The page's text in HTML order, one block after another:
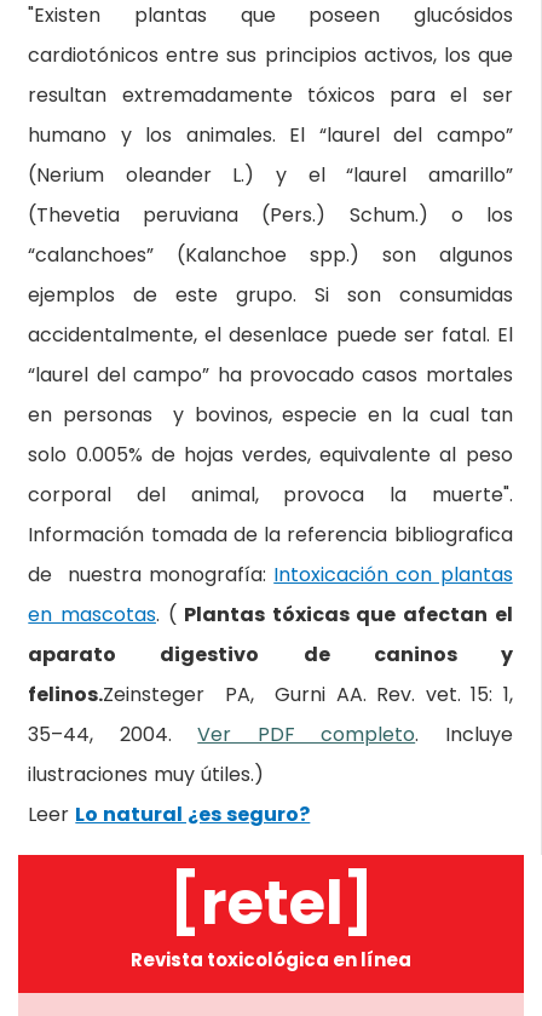
"Existen plantas que poseen glucósidos
cardiotónicos entre sus principios activos, los que
resultan extremadamente tóxicos para el ser
humano y los animales. El “laurel del campo”
(Nerium oleander L.) y el “laurel amarillo”
(Thevetia peruviana (Pers.) Schum.) o los
“calanchoes” (Kalanchoe spp.) son algunos
ejemplos de este grupo. Si son consumidas
accidentalmente, el desenlace puede ser fatal. El
“laurel del campo” ha provocado casos mortales
en personas y bovinos, especie en la cual tan
solo 0.005% de hojas verdes, equivalente al peso
corporal del animal, provoca la muerte".
Información tomada de la referencia bibliografica
de nuestra monografía: Intoxicación con plantas
en mascotas. ( Plantas tóxicas que afectan el
aparato digestivo de caninos y
felinos.Zeinsteger PA, Gurni AA. Rev. vet. 15: 1,
35–44, 2004.Ver PDF completo. Incluye
ilustraciones muy útiles.)
Leer Lo natural ¿es seguro?
[retel]
Revista toxicológica en línea